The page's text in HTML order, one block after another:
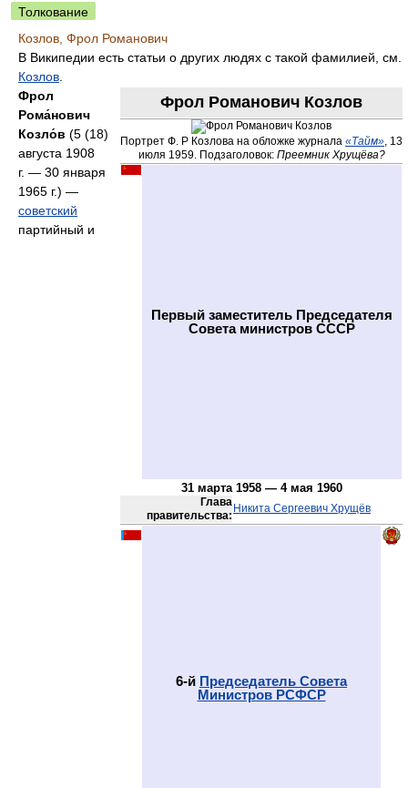
Толкование
Козлов, Фрол Романович
В Википедии есть статьи о других людях с такой фамилией, см.
Козлов
Фрол Романович Козлов
Портрет Ф. Р Козлова на обложке журнала «Тайм», 13
июля 1959. Подзаголовок: Преемник Хрущёва?
Первый заместитель Председателя
Совета министров СССР
31 марта 1958 — 4 мая 1960
Глава
правительства:
Никита Сергеевич Хрущёв
6-й Председатель Совета
Министров РСФСР
Фрол
Рома́нович
Козло́в (5 (18)
августа 1908
г. — 30 января
1965 г.) —
советский
партийный и